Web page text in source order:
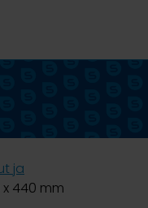
ja
440 mm